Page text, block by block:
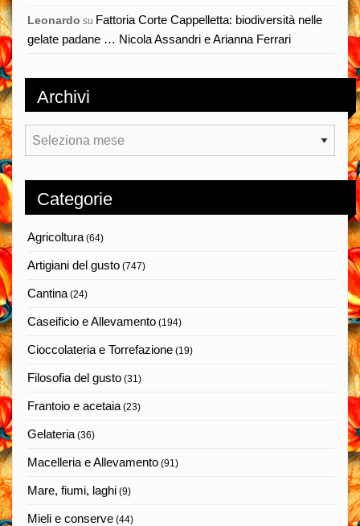
Leonardo su Fattoria Corte Cappelletta: biodiversità nelle
gelate padane … Nicola Assandri e Arianna Ferrari
Archivi
Archivi
Categorie
Agricoltura(64)
Artigiani del gusto (747)
Cantina(24)
Caseificio e Allevamento (194)
Cioccolateria e Torrefazione (19)
Filosofia del gusto (31)
Frantoio e acetaia(23)
Gelateria(36)
Macelleria e Allevamento (91)
Mare, fiumi, laghi (9)
Mieli e conserve (44)